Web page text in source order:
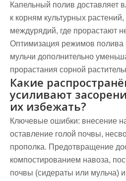
Капельный полив доставляет
к корням культурных
междурядий, где прорастают
Оптимизация режимов полива
мульчи дополнительно
прорастания сорной
Какие
усиливают
их избежать?
Ключевые ошибки: внесение
оставление голой почвы,
прополка. Предотвращение
компостированием навоза,
почвы (сидераты или мульча)